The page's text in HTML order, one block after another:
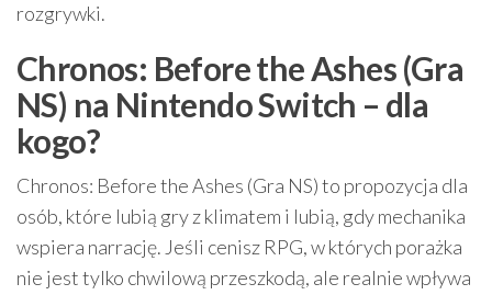
rozgrywki.
Chronos: Before the Ashes (Gra
NS) na Nintendo Switch – dla
kogo?
Chronos: Before the Ashes (Gra NS) to propozycja dla
osób, które lubią gry z klimatem i lubią, gdy mechanika
wspiera narrację. Jeśli cenisz RPG, w których porażka
nie jest tylko chwilową przeszkodą, ale realnie wpływa